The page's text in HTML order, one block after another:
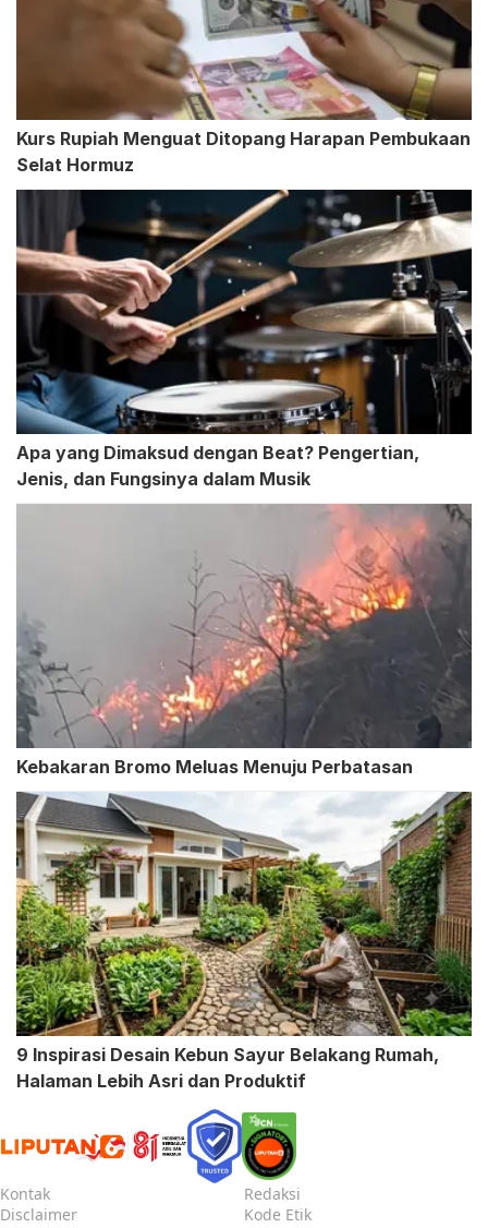
Kurs Rupiah Menguat Ditopang Harapan Pembukaan
Selat Hormuz
Apa yang Dimaksud dengan Beat? Pengertian,
Jenis, dan Fungsinya dalam Musik
Kebakaran Bromo Meluas Menuju Perbatasan
9 Inspirasi Desain Kebun Sayur Belakang Rumah,
Halaman Lebih Asri dan Produktif
Kontak
Redaksi
Disclaimer
Kode Etik